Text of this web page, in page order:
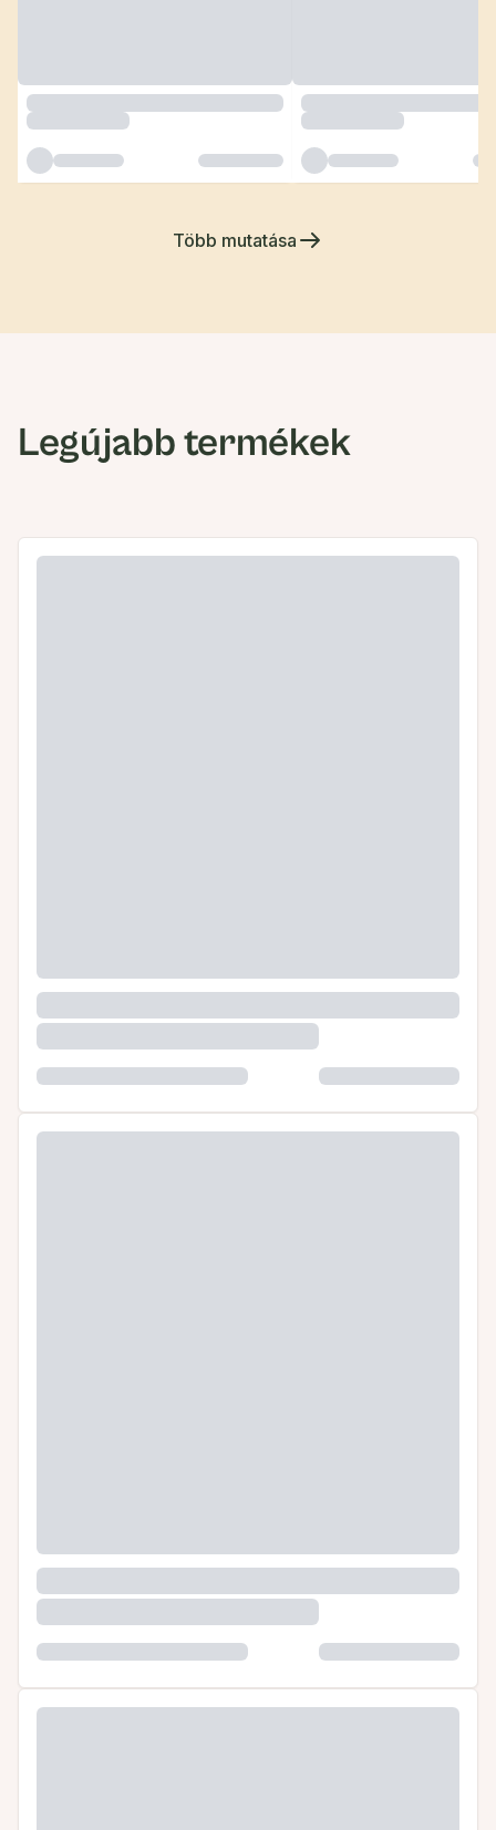
Több mutatása
Legújabb termékek